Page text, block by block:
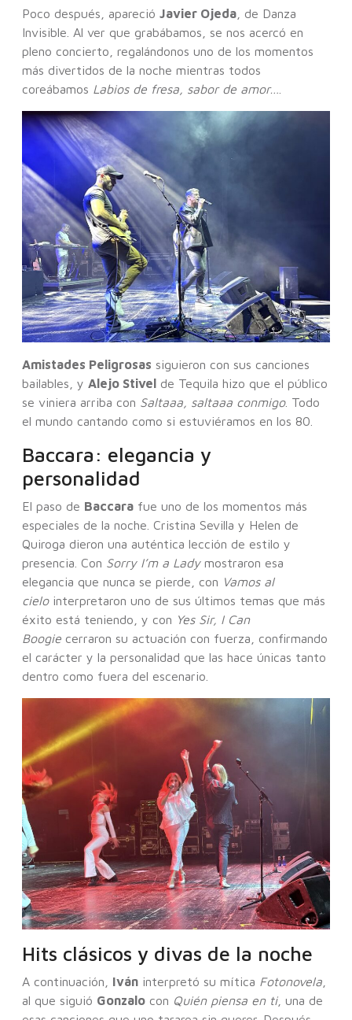
Poco después, apareció Javier Ojeda , de Danza
Invisible. Al ver que grabábamos, se nos acercó en
pleno concierto, regalándonos uno de los momentos
más divertidos de la noche mientras todos
coreábamos Labios de fresa, sabor de amor…
Amistades Peligrosas siguieron con sus canciones
bailables, y Alejo Stivel de Tequila hizo que el público
se viniera arriba con Saltaaa, saltaaa conmigo. Todo
el mundo cantando como si estuviéramos en los 80.
Baccara: elegancia y
personalidad
El paso de Baccara fue uno de los momentos más
especiales de la noche. Cristina Sevilla y Helen de
Quiroga dieron una auténtica lección de estilo y
presencia. Con Sorry I’m a Ladymostraron esa
elegancia que nunca se pierde, con Vamos al
cielointerpretaron uno de sus últimos temas que más
éxito está teniendo, y con Yes Sir, I Can
Boogie cerraron su actuación con fuerza, confirmando
el carácter y la personalidad que las hace únicas tanto
dentro como fuera del escenario.
Hits clásicos y divas de la noche
A continuación, Iván interpretó su mítica Fotonovela
al que siguió Gonzalo con Quién piensa en ti, una de